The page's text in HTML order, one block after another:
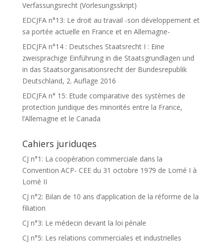
Verfassungsrecht (Vorlesungsskript)
EDCJFA n°13: Le droit au travail -son développement et
sa portée actuelle en France et en Allemagne-
EDCJFA n°14 : Deutsches Staatsrecht I : Eine
zweisprachige Einführung in die Staatsgrundlagen und
in das Staatsorganisationsrecht der Bundesrepublik
Deutschland, 2. Auflage 2016
EDCJFA n° 15: Etude comparative des systèmes de
protection juridique des minorités entre la France,
l’Allemagne et le Canada
Cahiers juriduqes
CJ n°1: La coopération commerciale dans la
Convention ACP- CEE du 31 octobre 1979 de Lomé I à
Lomé II
CJ n°2: Bilan de 10 ans d’application de la réforme de la
filiation
CJ n°3: Le médecin devant la loi pénale
CJ n°5: Les relations commerciales et industrielles